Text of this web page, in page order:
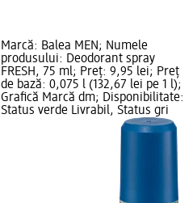
Marcă: Balea MEN; Numele
produsului: Deodorant spray
FRESH, 75 ml; Preț: 9,95 lei; Preț
de bază: 0,075 l (132,67 lei pe 1 l);
Grafică Marcă dm; Disponibilitate:
Status verde Livrabil, Status gri